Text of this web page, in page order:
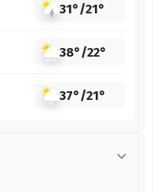
31°/21°
38°/22°
37°/21°